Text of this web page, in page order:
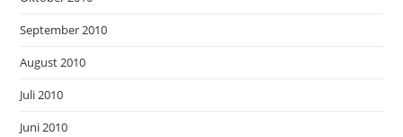
September 2010
August 2010
Juli 2010
Juni 2010